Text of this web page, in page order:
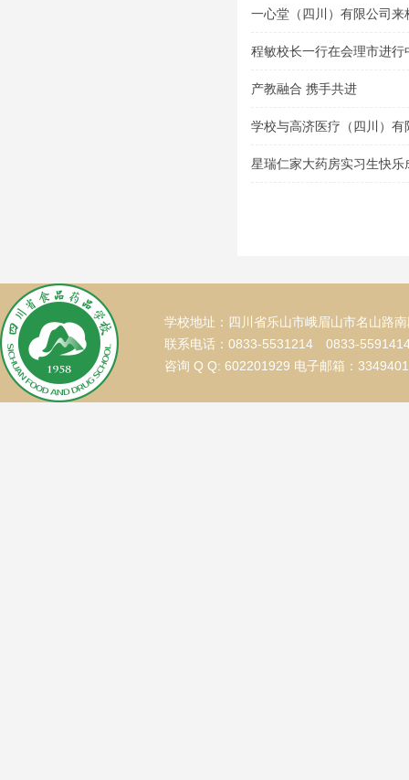
一心堂（四川）有限公司
程敏校长一行在会理市进行
产教融合 携手共进
学校与高济医疗（四川）
式
星瑞仁家大药房实习生快乐
学校地址：四川省乐山市峨眉山市名山路
联系电话：0833-5531214 0833-
咨询 Q Q: 602201929 电子邮箱：